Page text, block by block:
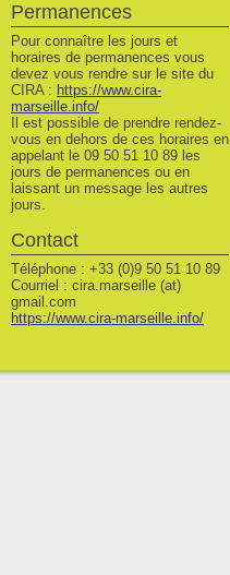
Permanences
Pour connaître les jours et
horaires de permanences vous
devez vous rendre sur le site du
CIRA : https://www.cira-
marseille.info/
Il est possible de prendre rendez-
vous en dehors de ces horaires en
appelant le 09 50 51 10 89 les
jours de permanences ou en
laissant un message les autres
jours.
Contact
Téléphone : +33 (0)9 50 51 10 89
Courriel : cira.marseille (at)
gmail.com
https://www.cira-marseille.info/